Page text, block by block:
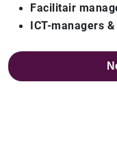
Facilitair
ICT-managers